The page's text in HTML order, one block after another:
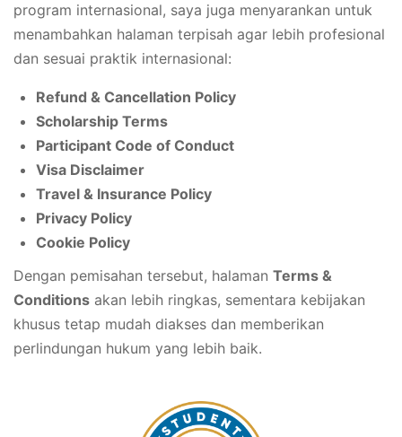
program internasional, saya juga menyarankan untuk
menambahkan halaman terpisah agar lebih profesional
dan sesuai praktik internasional:
Refund & Cancellation Policy
Scholarship Terms
Participant Code of Conduct
Visa Disclaimer
Travel & Insurance Policy
Privacy Policy
Cookie Policy
Dengan pemisahan tersebut, halaman Terms &
Conditions akan lebih ringkas, sementara kebijakan
khusus tetap mudah diakses dan memberikan
perlindungan hukum yang lebih baik.